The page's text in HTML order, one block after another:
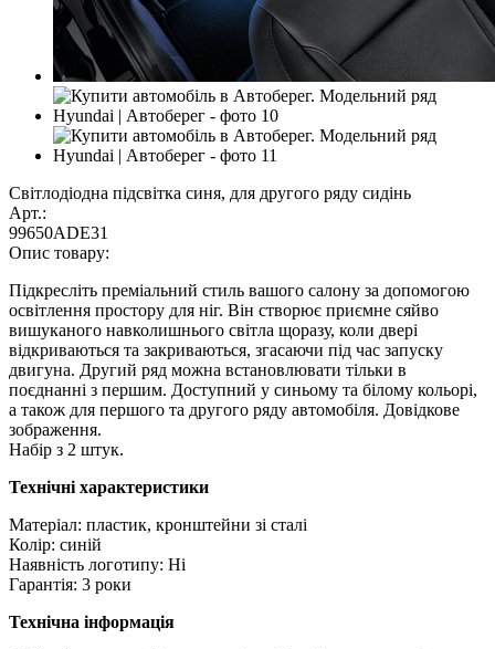
Світлодіодна підсвітка синя, для другого ряду сидінь
Арт.:
99650ADE31
Опис товару:
Підкресліть преміальний стиль вашого салону за допомогою
освітлення простору для ніг. Він створює приємне сяйво
вишуканого навколишнього світла щоразу, коли двері
відкриваються та закриваються, згасаючи під час запуску
двигуна. Другий ряд можна встановлювати тільки в
поєднанні з першим. Доступний у синьому та білому кольорі,
а також для першого та другого ряду автомобіля. Довідкове
зображення.
Набір з 2 штук.
Технічні характеристики
Матеріал: пластик, кронштейни зі сталі
Колір: синій
Наявність логотипу: Ні
Гарантія: 3 роки
Технічна інформація